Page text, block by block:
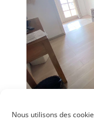
Nous utilisons des